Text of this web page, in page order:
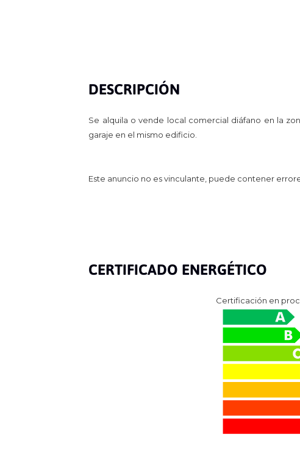
DESCRIPCIÓN
Se alquila o vende local comercial diáfano en la
garaje en el mismo edificio.
Este anuncio no es vinculante, puede contener
CERTIFICADO ENERGÉTICO
Certificación en